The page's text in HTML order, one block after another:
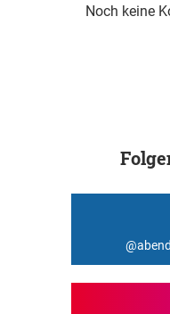
Noch keine